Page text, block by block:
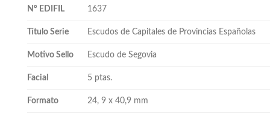
Nº EDIFIL 1637
Título Serie Escudos de Capitales de Provincias Españolas
Motivo Sello Escudo de Segovia
Facial 5 ptas.
Formato 24, 9 x 40,9 mm